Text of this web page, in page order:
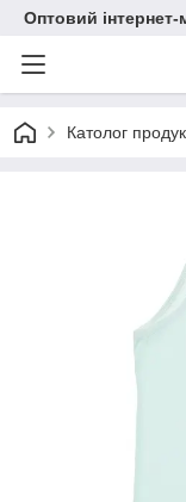
Оптовий
Католог